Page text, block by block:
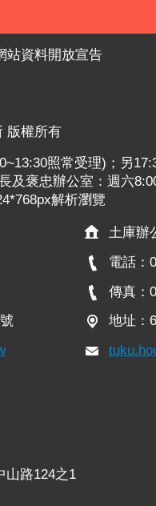
站資料開放宣告
版權所有
照常受理)；另
及褒忠辦公室：週六
解析瀏覽
土庫辦
電話：
傳真：
地址：
山路124之1